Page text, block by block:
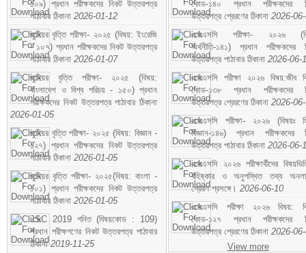
১০৯) প্রধান পরীক্ষকদের নিকট উত্তরপত্র
পাঠাবার ঠিকানা 2026-01-12
জুনিয়র বৃত্তি পরীক্ষা- ২০২৫ (বিষয়: ইংরেজি
- ১০৭) প্রধান পরীক্ষকদের নিকট উত্তরপত্র
পাঠাবার ঠিকানা 2026-01-07
জুনিয়র বৃত্তি পরীক্ষা- ২০২৫ (বিষয়:
বাংলাদেশ ও বিশ্ব পরিচয় - ১৫০) প্রধান
পরীক্ষকদের নিকট উত্তরপত্র পাঠাবার ঠিকানা
2026-01-05
জুনিয়র বৃত্তি পরীক্ষা- ২০২৫ (বিষয়: বিজ্ঞান -
১২৭) প্রধান পরীক্ষকদের নিকট উত্তরপত্র
পাঠাবার ঠিকানা 2026-01-05
জুনিয়র বৃত্তি পরীক্ষা- ২০২৫(বিষয়: বাংলা -
১০১) প্রধান পরীক্ষকদের নিকট উত্তরপত্র
পাঠাবার ঠিকানা 2026-01-05
JSC 2019 গনিত (বিষয়কোড : 109)
প্রধান পরীক্ষগণের নিকট উত্তরপত্র পাঠাবার
ঠিকানা2019-11-25
কোড-১৪০ প্রধান পরীক্ষকদের
উত্তরপত্র প্রেরণের ঠিকানা 2026-
এসএসসি পরীক্ষা- ২০২৬
অর্থনীতি-১৪১) প্রধান পরীক্ষকদের
উত্তরপত্র পাঠাবার ঠিকানা 2026-06-
এসএসসি পরীক্ষা ২০২৬ বিষয়:জীব
কোড-১৩৮ প্রধান পরীক্ষকদের
উত্তরপত্র প্রেরণের ঠিকানা 2026-
এসএসসি পরীক্ষা- ২০২৬ (বিষয়ঃ
বিজ্ঞান-১৪৬) প্রধান পরীক্ষকদের
উত্তরপত্র পাঠাবার ঠিকানা 2026-06-
এসএসসি ২০২৬ পরীক্ষার্থীদের
বহিষ্কার ও অনুপস্থিত তথ্য
প্রেরণ প্রসঙ্গে। 2026-06-10
এসএসসি পরীক্ষা ২০২৬ বিষয়:
কোড-১২৭ প্রধান পরীক্ষকদের
উত্তরপত্র প্রেরণের ঠিকানা 2026-
View more